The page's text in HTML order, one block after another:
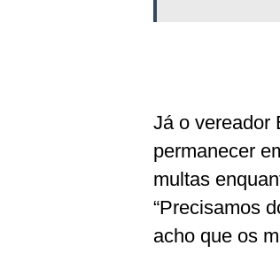
Já o vereador
permanecer
multas
“Precisamos
acho que os